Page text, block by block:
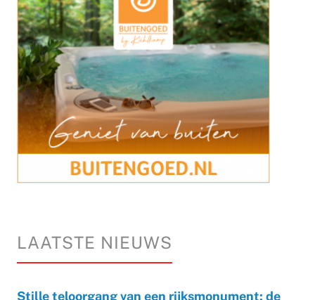
LAATSTE NIEUWS
Stille teloorgang van een rijksmonument: de